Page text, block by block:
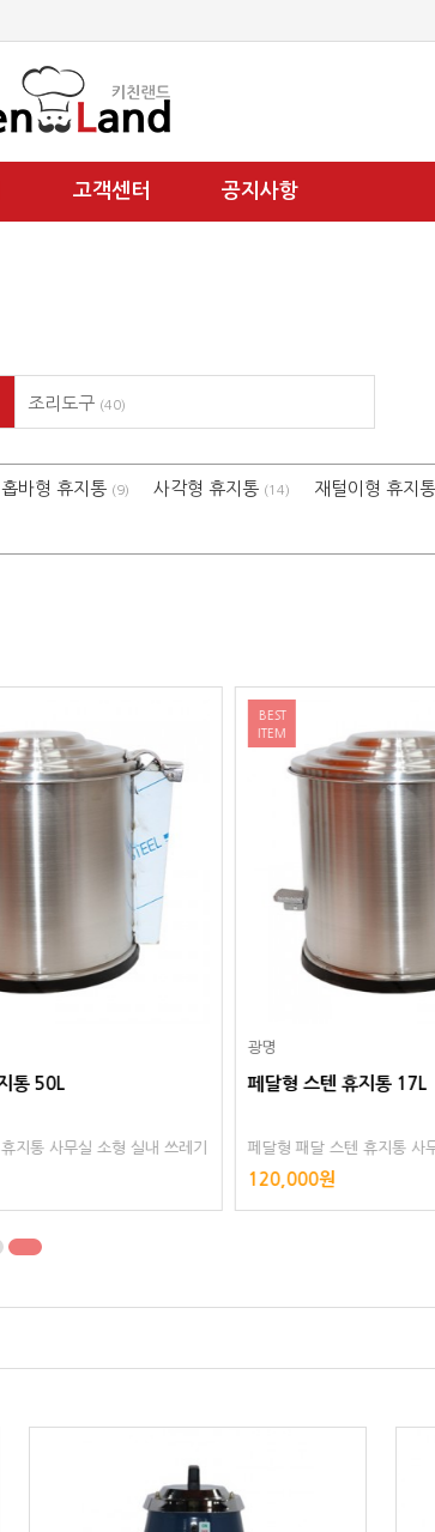
고객센터 공지사항
조리도구 (40)
홉바형 휴지통 (9) 사각형 휴지통 (14) 재털이형 휴지통
ITEM
페달형 스텐 휴지통 17L
페달형 패달 스텐 휴지통 사무실 소형 실내 쓰레기
통 화장실 스텐리스 스텐레스 스테인리스 스테인
페
페달
통